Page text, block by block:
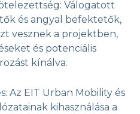
Válogatott
és angyal befektetők,
vesznek a projektben,
és potenciális
kínálva.
Az EIT Urban Mobility és
kihasználása a